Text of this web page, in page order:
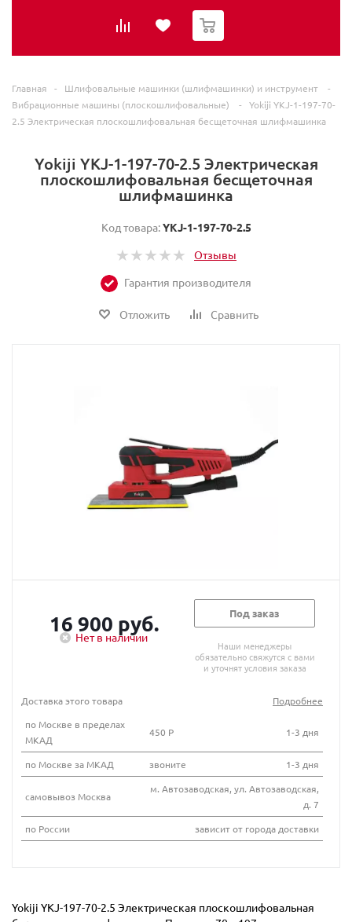
0
Главная - Шлифовальные машинки (шлифмашинки) и инструмент
-
Вибрационные машины (плоскошлифовальные)
-
Yokiji YKJ-1-197-70-
2.5 Электрическая плоскошлифовальная бесщеточная шлифмашинка
Yokiji YKJ-1-197-70-2.5 Электрическая
плоскошлифовальная бесщеточная
шлифмашинка
Код товара:YKJ-1-197-70-2.5
Отзывы
Гарантия производителя
Отложить Сравнить
16 900 руб.
Нет в наличии
Под заказ
Наши менеджеры
обязательно свяжутся с вами
и уточнят условия заказа
Доставка этого товара
Подробнее
по Москве в пределах
МКАД
450 Р 1-3 дня
по Москве за МКАД звоните 1-3 дня
самовывоз Москва
м. Автозаводская, ул. Автозаводская,
д. 7
по России
зависит от города доставки
Yokiji YKJ-197-70-2.5 Электрическая плоскошлифовальная